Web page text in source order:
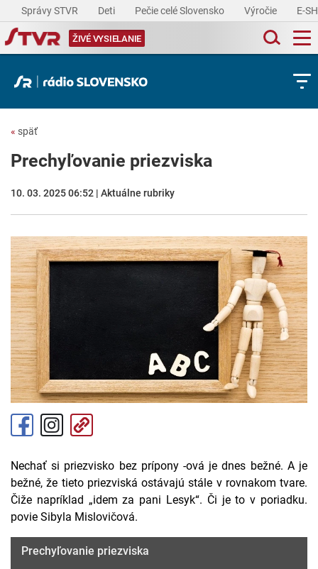
Správy STVR Deti Pečie celé Slovensko Výročie E-
ŽIVÉ VYSIELANIE
« späť
Prechyľovanie priezviska
10. 03. 2025 06:52 | Aktuálne rubriky
Nechať si priezvisko bez prípony -ová je dnes bežné. A je
bežné, že tieto priezviská ostávajú stále v rovnakom tvare.
Čiže napríklad „idem za pani Lesyk“. Či je to v poriadku.
povie Sibyla Mislovičová.
Prechyľovanie priezviska